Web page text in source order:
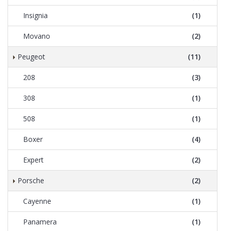
Insignia (1)
Movano (2)
Peugeot (11)
208 (3)
308 (1)
508 (1)
Boxer (4)
Expert (2)
Porsche (2)
Cayenne (1)
Panamera (1)